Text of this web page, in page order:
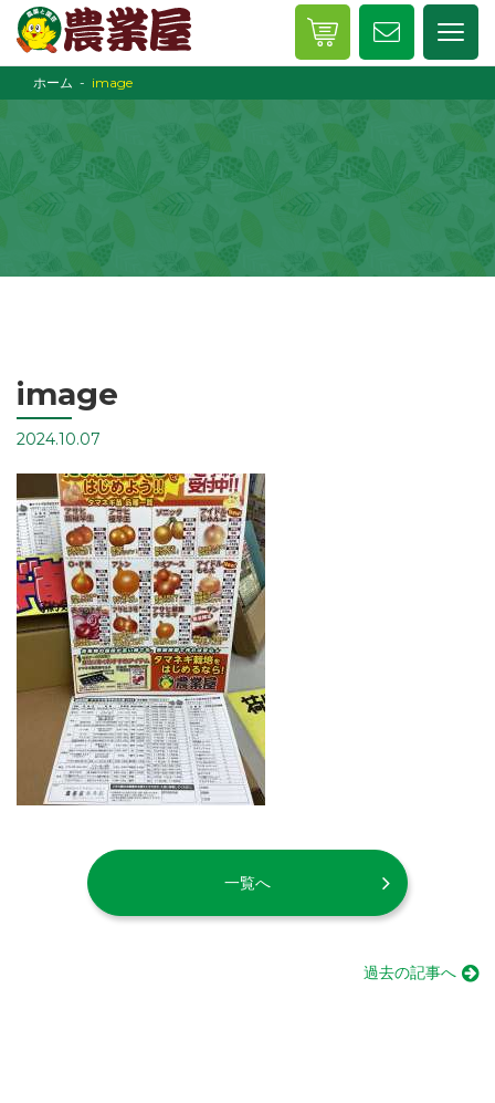
ホーム image
image
2024.10.07
一覧へ
過去の記事へ